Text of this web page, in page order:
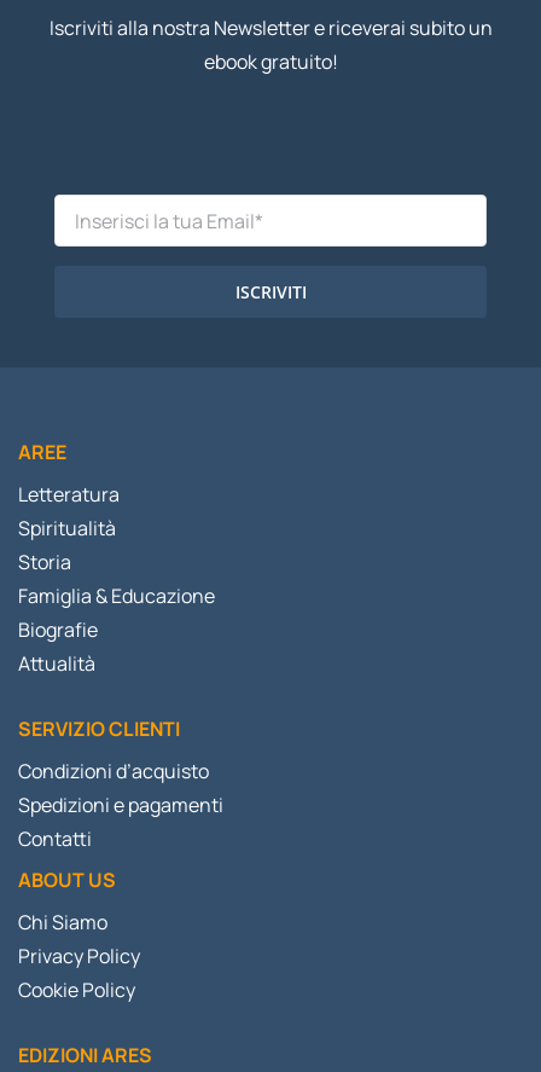
Iscriviti alla nostra Newsletter e riceverai subito un
ebook gratuito!
ISCRIVITI
AREE
Letteratura
Spiritualità
Storia
Famiglia & Educazione
Biografie
Attualità
SERVIZIO CLIENTI
Condizioni d’acquisto
Spedizioni e pagamenti
Contatti
ABOUT US
Chi Siamo
Privacy Policy
Cookie Policy
EDIZIONI ARES